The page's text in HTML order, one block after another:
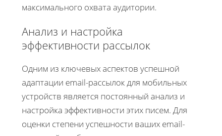
максимального охвата аудитории.
Анализ и настройка
эффективности рассылок
Одним из ключевых аспектов успешной
адаптации email-рассылок для мобильных
устройств является постоянный анализ и
настройка эффективности этих писем. Для
оценки степени успешности ваших email-